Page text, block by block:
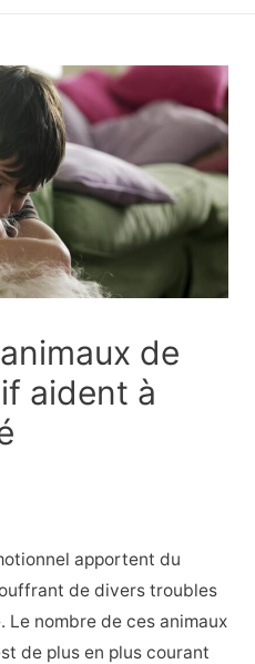
de
aident à
apportent du
de divers troubles
Le nombre de ces animaux
de plus en plus courant